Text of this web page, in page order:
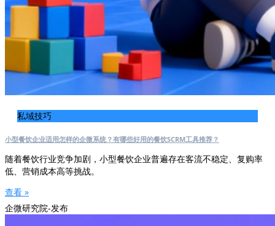
私域技巧
小型餐饮企业适用怎样的企微系统？有哪些好用的餐饮SCRM工具推荐？
随着餐饮行业竞争加剧，小型餐饮企业普遍存在客流不稳定、复购率
低、营销成本高等挑战。
查看 »
企微研究院-发布